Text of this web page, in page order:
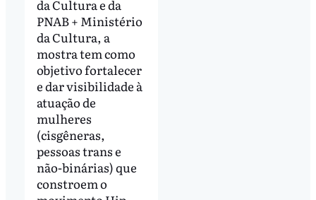
da Cultura e da
PNAB + Ministério
da Cultura, a
mostra tem como
objetivo fortalecer
e dar visibilidade à
atuação de
mulheres
(cisgêneras,
pessoas trans e
não-binárias) que
constroem o